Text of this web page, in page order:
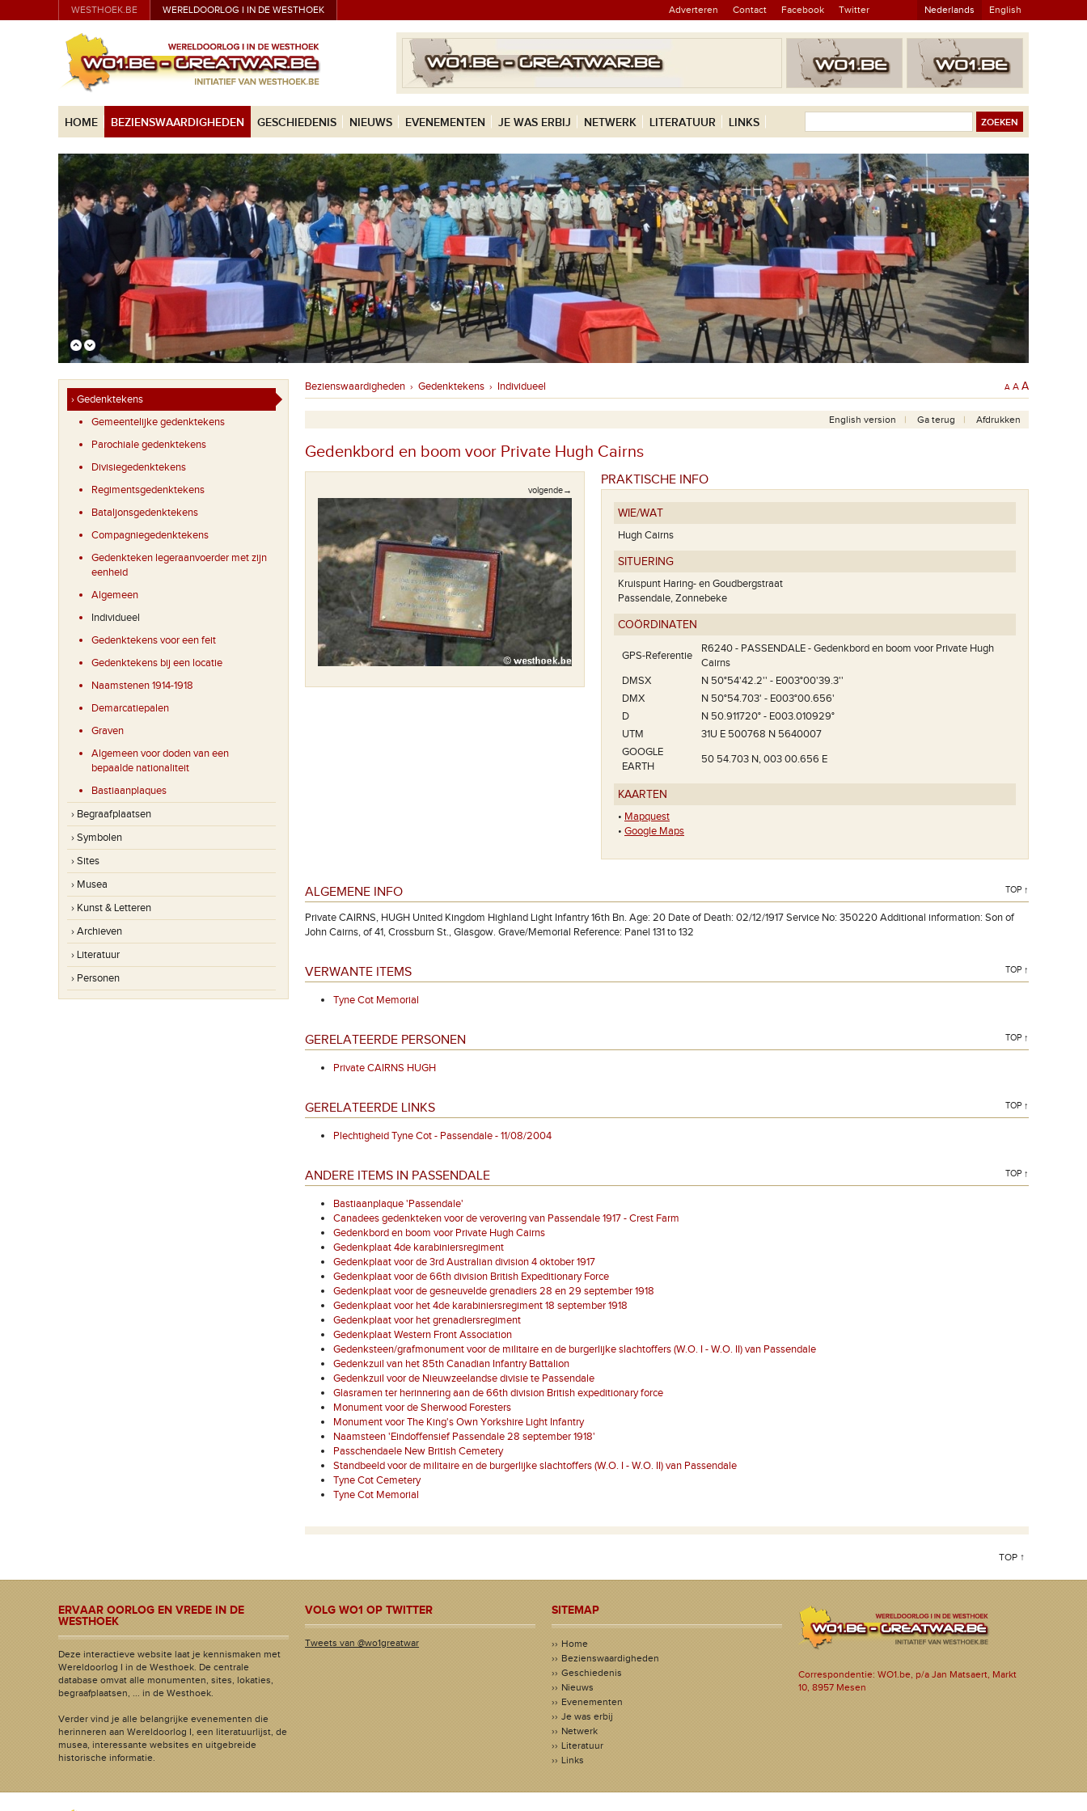
WESTHOEK.BE WERELDOORLOG I IN DE WESTHOEK Adverteren Contact Facebook Twitter Nederlands English
HOME BEZIENSWAARDIGHEDEN GESCHIEDENIS NIEUWS EVENEMENTEN JE WAS ERBIJ NETWERK LITERATUUR LINKS
› Gedenktekens
Gemeentelijke gedenktekens
Parochiale gedenktekens
Divisiegedenktekens
Regimentsgedenktekens
Bataljonsgedenktekens
Compagniegedenktekens
Gedenkteken legeraanvoerder met zijn
eenheid
Algemeen
Individueel
Gedenktekens voor een feit
Gedenktekens bij een locatie
Naamstenen 1914-1918
Demarcatiepalen
Graven
Algemeen voor doden van een
bepaalde nationaliteit
Bastiaanplaques
› Begraafplaatsen
› Symbolen
› Sites
› Musea
› Kunst & Letteren
› Archieven
› Literatuur
› Personen
Bezienswaardigheden › Gedenktekens › Individueel A A A
English version Ga terug Afdrukken
Gedenkbord en boom voor Private Hugh Cairns
volgende→
PRAKTISCHE INFO
WIE/WAT
Hugh Cairns
SITUERING
Kruispunt Haring- en Goudbergstraat
Passendale, Zonnebeke
COÖRDINATEN
GPS-Referentie
R6240 - PASSENDALE - Gedenkbord en boom voor Private Hugh
Cairns
DMSX
N 50°54'42.2'' - E003°00'39.3''
DMX
N 50°54.703' - E003°00.656'
D
N 50.911720° - E003.010929°
UTM
31U E 500768 N 5640007
GOOGLE
EARTH
50 54.703 N, 003 00.656 E
KAARTEN
• Mapquest
• Google Maps
ALGEMENE INFO TOP ↑
Private CAIRNS, HUGH United Kingdom Highland Light Infantry 16th Bn. Age: 20 Date of Death: 02/12/1917 Service No: 350220 Additional information: Son of
John Cairns, of 41, Crossburn St., Glasgow. Grave/Memorial Reference: Panel 131 to 132
VERWANTE ITEMS TOP ↑
Tyne Cot Memorial
GERELATEERDE PERSONEN TOP ↑
Private CAIRNS HUGH
GERELATEERDE LINKS TOP ↑
Plechtigheid Tyne Cot - Passendale - 11/08/2004
ANDERE ITEMS IN PASSENDALE TOP ↑
Bastiaanplaque 'Passendale'
Canadees gedenkteken voor de verovering van Passendale 1917 - Crest Farm
Gedenkbord en boom voor Private Hugh Cairns
Gedenkplaat 4de karabiniersregiment
Gedenkplaat voor de 3rd Australian division 4 oktober 1917
Gedenkplaat voor de 66th division British Expeditionary Force
Gedenkplaat voor de gesneuvelde grenadiers 28 en 29 september 1918
Gedenkplaat voor het 4de karabiniersregiment 18 september 1918
Gedenkplaat voor het grenadiersregiment
Gedenkplaat Western Front Association
Gedenksteen/grafmonument voor de militaire en de burgerlijke slachtoffers (W.O. I - W.O. II) van Passendale
Gedenkzuil van het 85th Canadian Infantry Battalion
Gedenkzuil voor de Nieuwzeelandse divisie te Passendale
Glasramen ter herinnering aan de 66th division British expeditionary force
Monument voor de Sherwood Foresters
Monument voor The King's Own Yorkshire Light Infantry
Naamsteen 'Eindoffensief Passendale 28 september 1918'
Passchendaele New British Cemetery
Standbeeld voor de militaire en de burgerlijke slachtoffers (W.O. I - W.O. II) van Passendale
Tyne Cot Cemetery
Tyne Cot Memorial
TOP ↑
ERVAAR OORLOG EN VREDE IN DE
WESTHOEK
Deze interactieve website laat je kennismaken met
Wereldoorlog I in de Westhoek. De centrale
database omvat alle monumenten, sites, lokaties,
begraafplaatsen, ... in de Westhoek.
Verder vind je alle belangrijke evenementen die
herinneren aan Wereldoorlog I, een literatuurlijst, de
musea, interessante websites en uitgebreide
historische informatie.
VOLG WO1 OP TWITTER
Tweets van @wo1greatwar
SITEMAP
Home
Bezienswaardigheden
Geschiedenis
Nieuws
Evenementen
Je was erbij
Netwerk
Literatuur
Links
Correspondentie: WO1.be, p/a Jan Matsaert, Markt
10, 8957 Mesen